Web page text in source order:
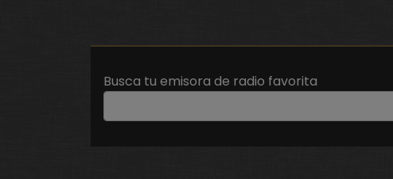
Busca tu emisora de radio favorita